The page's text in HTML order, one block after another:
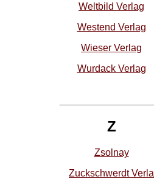
Weltbild Verlag
Westend Verlag
Wieser Verlag
Wurdack Verlag
Z
Zsolnay
Zuckschwerdt Verla